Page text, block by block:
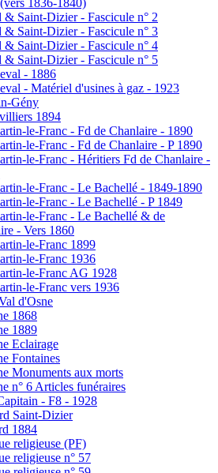
1836-1840)
& Saint-Dizier - Fascicule n° 2
& Saint-Dizier - Fascicule n° 3
& Saint-Dizier - Fascicule n° 4
& Saint-Dizier - Fascicule n° 5
- 1886
- Matériel d'usines à gaz - 1923
Gény
1894
le-Franc - Fd de Chanlaire - 1890
le-Franc - Fd de Chanlaire - P 1890
le-Franc - Héritiers Fd de Chanlaire -
le-Franc - Le Bachellé - 1849-1890
le-Franc - Le Bachellé - P 1849
le-Franc - Le Bachellé & de
- Vers 1860
le-Franc 1899
le-Franc 1936
le-Franc AG 1928
le-Franc vers 1936
d'Osne
1868
1889
Eclairage
Fontaines
Monuments aux morts
n° 6 Articles funéraires
- F8 - 1928
Saint-Dizier
1884
religieuse (PF)
religieuse n° 57